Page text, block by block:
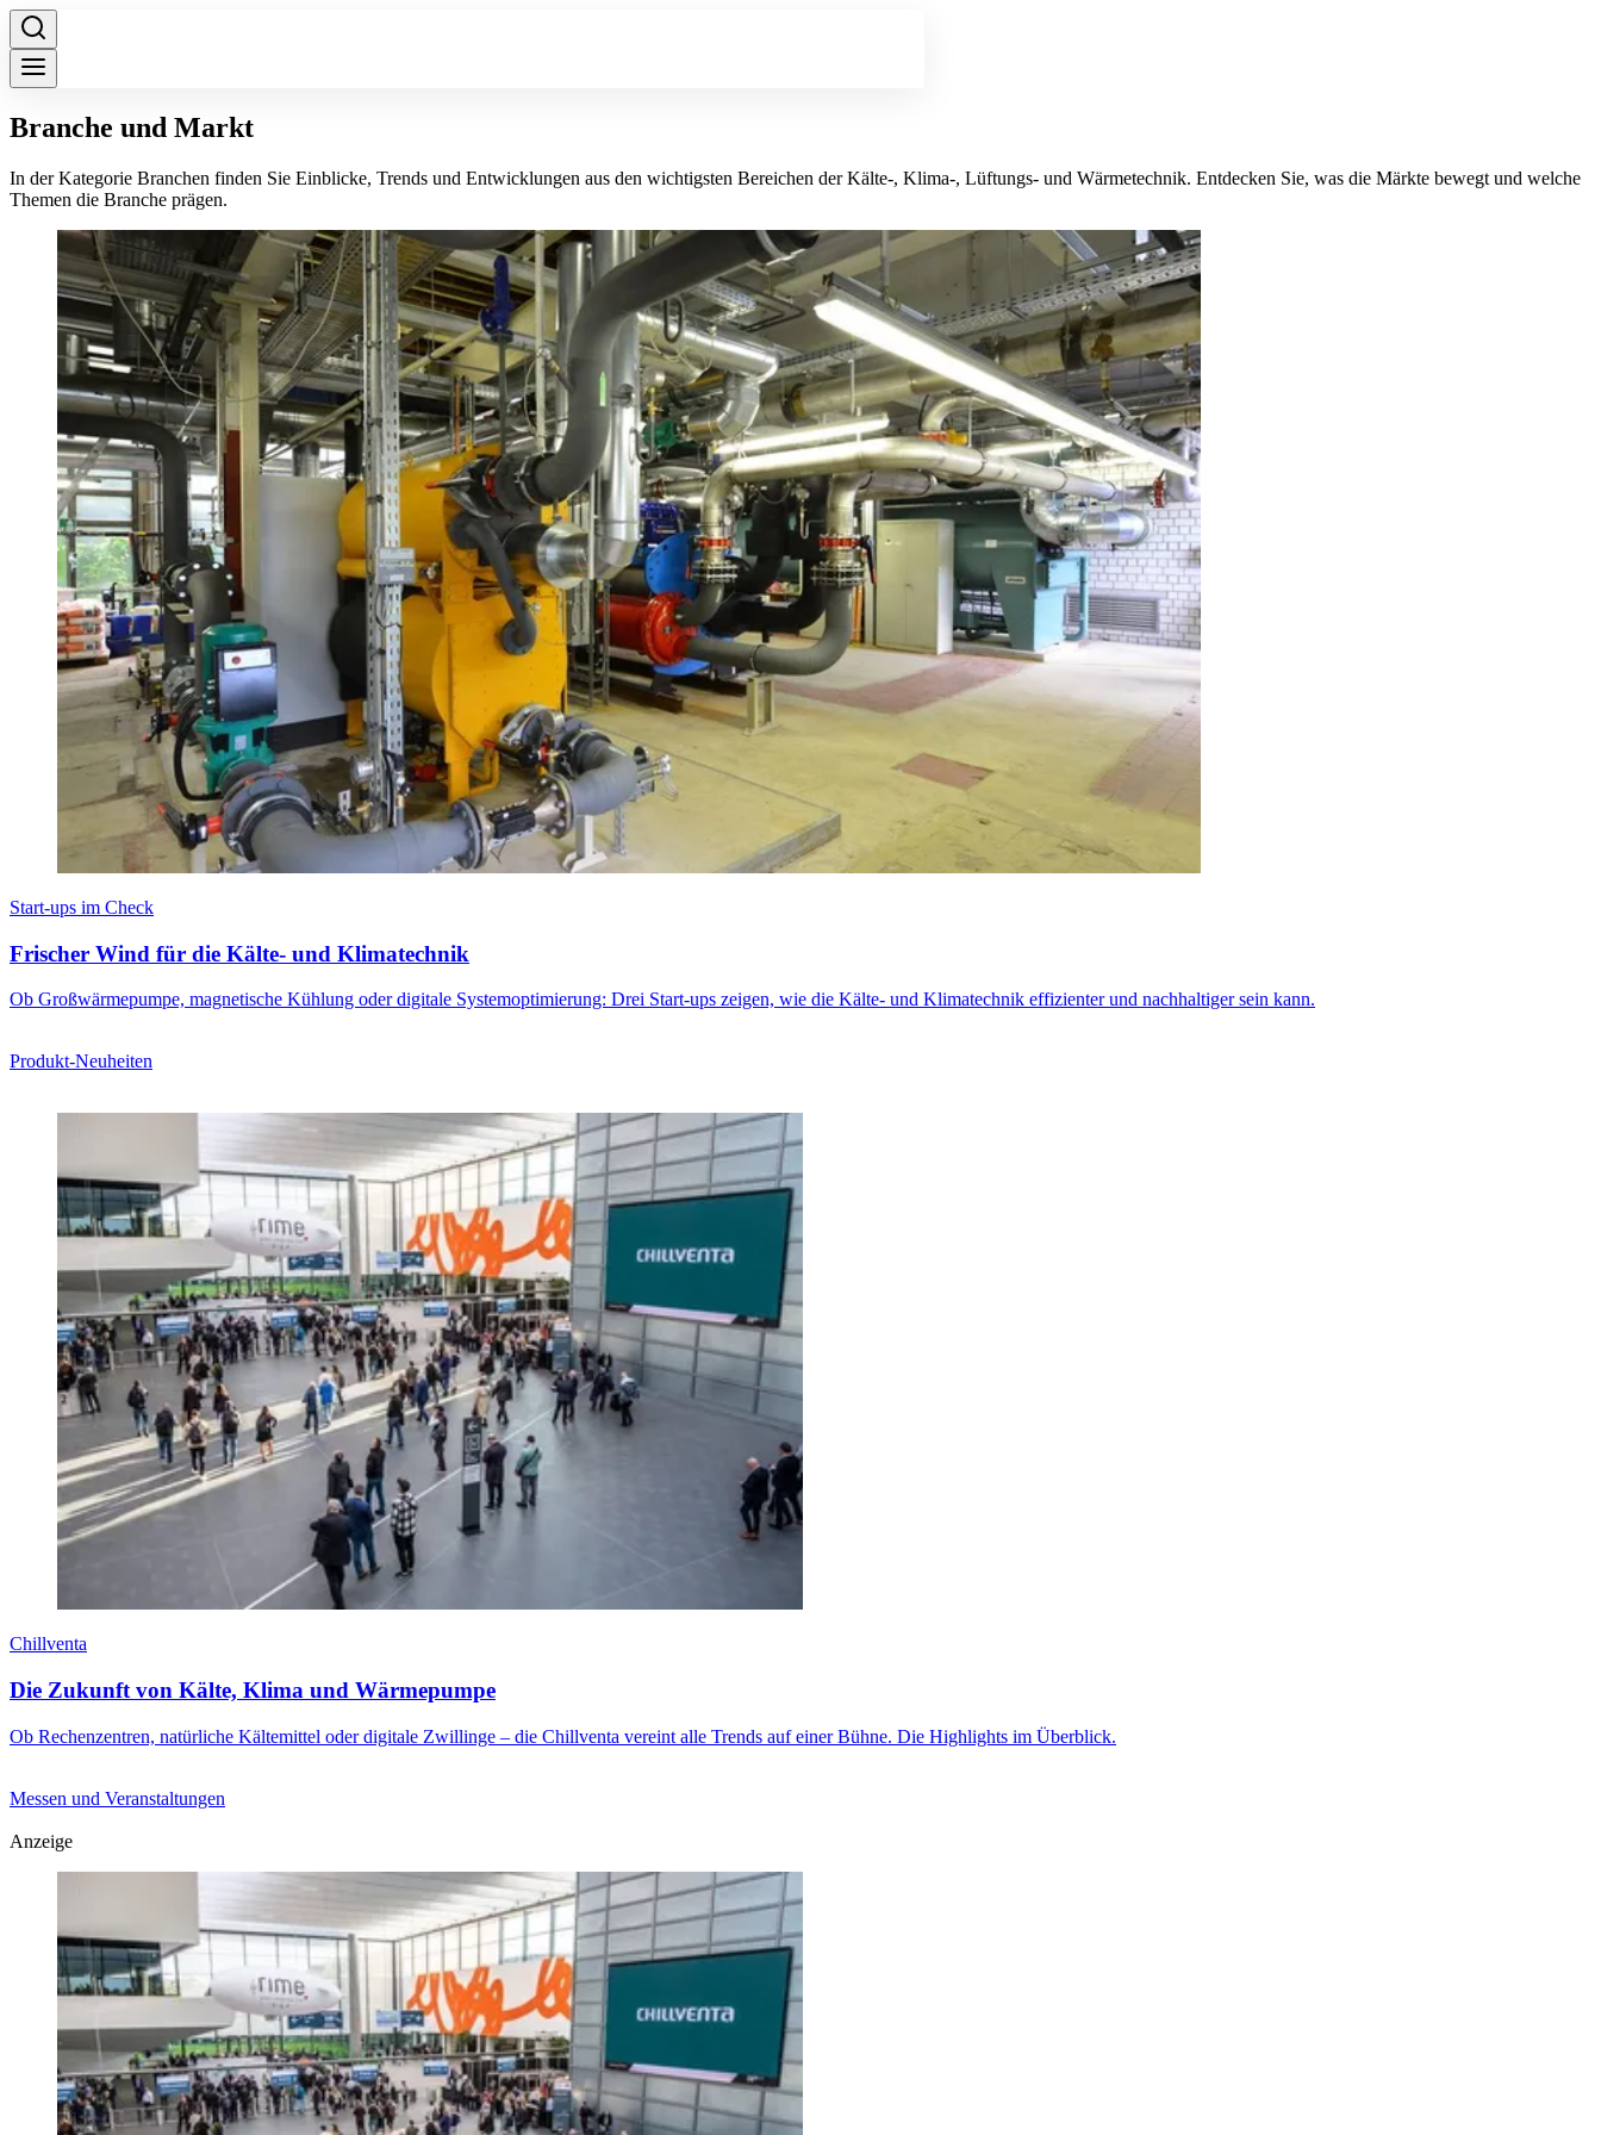
Branche und Markt
In der Kategorie Branchen finden Sie Einblicke, Trends und Entwicklungen aus den wichtigsten Bereichen der Kälte-, Klima-, Lüftungs- und Wärmetechnik. Entdecken Sie, was die Märkte bewegt und welche
Themen die Branche prägen.
Start-ups im Check
Frischer Wind für die Kälte- und Klimatechnik
Ob Großwärmepumpe, magnetische Kühlung oder digitale Systemoptimierung: Drei Start-ups zeigen, wie die Kälte- und Klimatechnik effizienter und nachhaltiger sein kann.
Produkt-Neuheiten
Chillventa
Die Zukunft von Kälte, Klima und Wärmepumpe
Ob Rechenzentren, natürliche Kältemittel oder digitale Zwillinge – die Chillventa vereint alle Trends auf einer Bühne. Die Highlights im Überblick.
Messen und Veranstaltungen
Anzeige